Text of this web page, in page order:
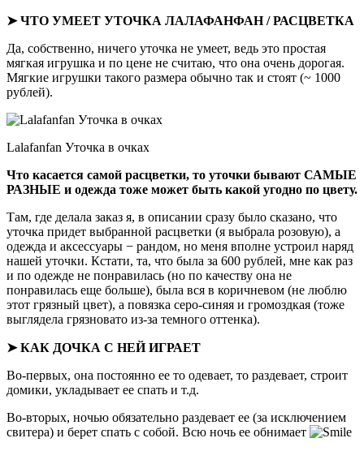
➤ ЧТО УМЕЕТ УТОЧКА ЛАЛАФАНФАН / РАСЦВЕТКА
Да, собственно, ничего уточка не умеет, ведь это простая
мягкая игрушка и по цене не считаю, что она очень дорогая.
Мягкие игрушки такого размера обычно так и стоят (~ 1000
рублей).
Lalafanfan Уточка в очках
Что касается самой расцветки, то уточки бывают САМЫЕ
РАЗНЫЕ и одежда тоже может быть какой угодно по цвету.
Там, где делала заказ я, в описании сразу было сказано, что
уточка придет выбранной расцветки (я выбрала розовую), а
одежда и аксессуары − рандом, но меня вполне устроил наряд
нашей уточки. Кстати, та, что была за 600 рублей, мне как раз
и по одежде не понравилась (но по качеству она не
понравилась еще больше), была вся в коричневом (не люблю
этот грязный цвет), а повязка серо-синяя и громоздкая (тоже
выглядела грязновато из-за темного оттенка).
➤ КАК ДОЧКА С НЕЙ ИГРАЕТ
Во-первых, она постоянно ее то одевает, то раздевает, строит
домики, укладывает ее спать и т.д.
Во-вторых, ночью обязательно раздевает ее (за исключением
свитера) и берет спать с собой. Всю ночь ее обнимает